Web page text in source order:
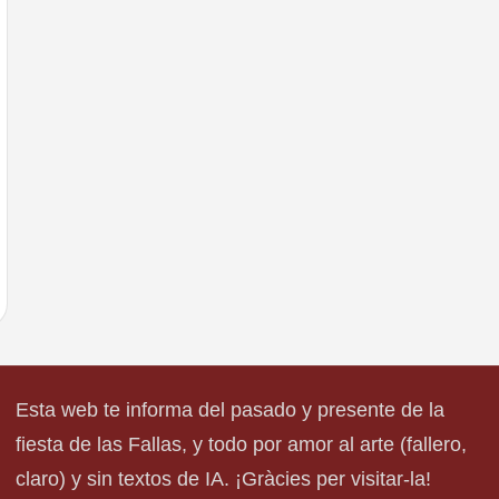
Esta web te informa del pasado y presente de la
fiesta de las Fallas, y todo por amor al arte (fallero,
claro) y sin textos de IA. ¡Gràcies per visitar-la!